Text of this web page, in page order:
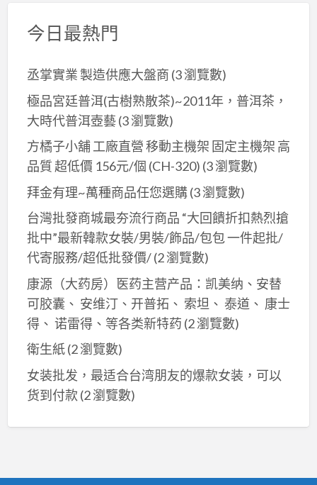
今日最熱門
丞掌實業 製造供應大盤商 (3 瀏覽數)
極品宮廷普洱(古樹熟散茶)~2011年，普洱茶，
大時代普洱壺藝(3 瀏覽數)
方橘子小舖 工廠直營 移動主機架 固定主機架 高
品質 超低價 156元/個 (CH-320) (3 瀏覽數)
拜金有理~萬種商品任您選購(3 瀏覽數)
台灣批發商城最夯流行商品 “大回饋折扣熱烈搶
批中”最新韓款女裝/男裝/飾品/包包 一件起批/
代寄服務/超低批發價/(2 瀏覽數)
康源（大药房）医药主营产品：凯美纳、安替
可胶囊、 安维汀、开普拓、 索坦、 泰道、 康士
得、 诺雷得、等各类新特药 (2 瀏覽數)
衛生紙(2 瀏覽數)
女装批发，最适合台湾朋友的爆款女装，可以
货到付款 (2 瀏覽數)